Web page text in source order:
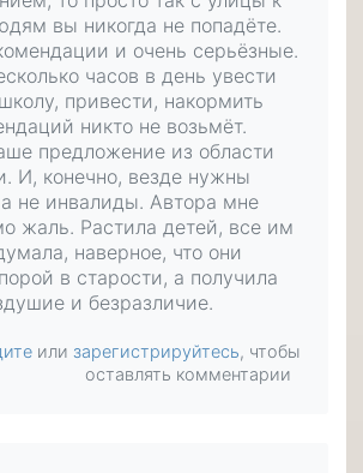
вы никогда не попадёте.
и очень серьёзные.
часов в день увести
привести, накормить
никто не возьмёт.
предложение из области
И, конечно, везде нужны
не инвалиды. Автора мне
жаль. Растила детей, все им
наверное, что они
в старости, а получила
и безразличие.
или зарегистрируйтесь, чтобы
оставлять комментарии